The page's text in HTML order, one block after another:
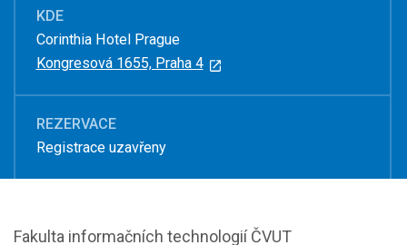
KDE
Corinthia Hotel Prague
Kongresová 1655, Praha 4
REZERVACE
Registrace uzavřeny
Fakulta informačních technologií ČVUT